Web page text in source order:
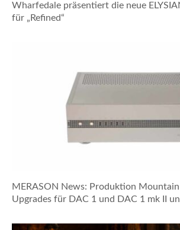
Wharfedale präsentiert die neue
für „Refined“
MERASON News: Produktion
Upgrades für DAC 1 und DAC 1 mk II